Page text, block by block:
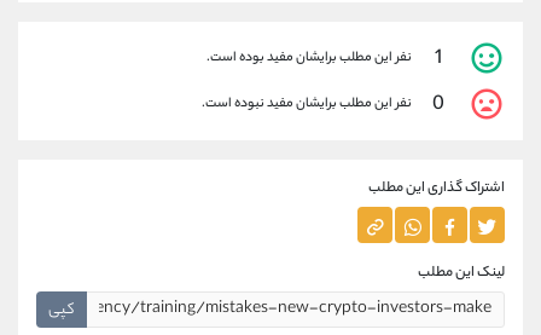
1 نفر این مطلب برایشان مفید بوده است.
0 نفر این مطلب برایشان مفید نبوده است.
اشتراک گذاری این مطلب
لینک این مطلب
کپی